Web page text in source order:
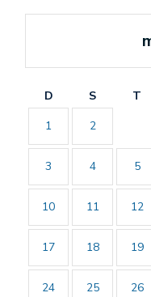
D S T
1
2
3 4 5
10 11 12
17 18 19
24 25 26